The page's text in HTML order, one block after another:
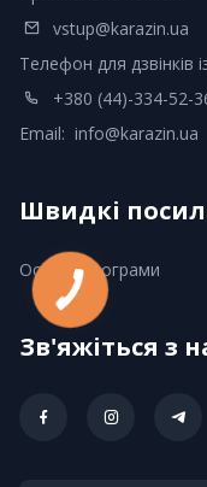
vstup@karazin.ua
Телефон для дзвінків
+380 (44)-334-52-
Email: info@karazin.ua
Швидкі
Освітні програми
Зв'яжіться з